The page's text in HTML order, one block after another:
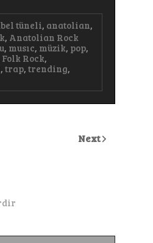
tüneli, anatolian,
, Anatolian Rock
, musıc, müzik, pop,
Rock,
, trap, trending,
Next